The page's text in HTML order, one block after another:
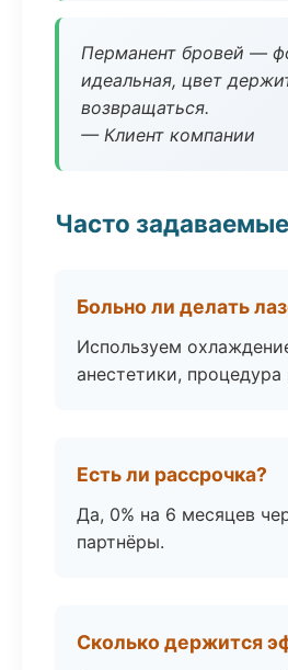
Перманент бровей —
идеальная, цвет
возвращаться.
— Клиент компании
Часто
Больно ли делать
Используем
анестетики,
Есть ли рассрочка?
Да, 0% на 6 месяцев
партнёры.
Сколько держится